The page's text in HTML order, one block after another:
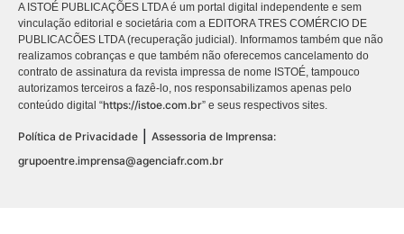
A ISTOÉ PUBLICAÇÕES LTDA é um portal digital independente e sem
vinculação editorial e societária com a EDITORA TRES COMÉRCIO DE
PUBLICACÕES LTDA (recuperação judicial). Informamos também que não
realizamos cobranças e que também não oferecemos cancelamento do
contrato de assinatura da revista impressa de nome ISTOÉ, tampouco
autorizamos terceiros a fazê-lo, nos responsabilizamos apenas pelo
conteúdo digital “https://istoe.com.br” e seus respectivos sites.
Política de Privacidade
Assessoria de Imprensa:
grupoentre.imprensa@agenciafr.com.br